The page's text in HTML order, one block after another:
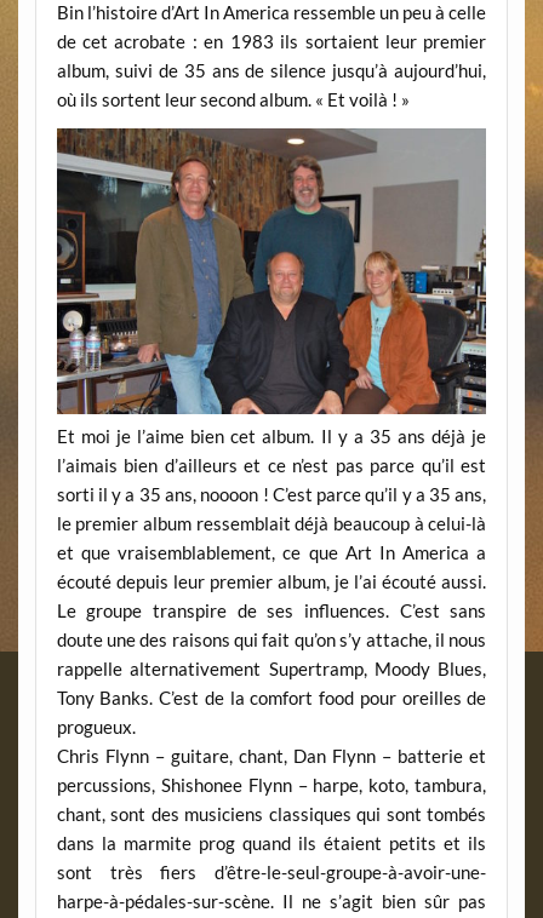
Bin l’histoire d’Art In America ressemble un peu à celle
de cet acrobate : en 1983 ils sortaient leur premier
album, suivi de 35 ans de silence jusqu’à aujourd’hui,
où ils sortent leur second album. « Et voilà ! »
Et moi je l’aime bien cet album. Il y a 35 ans déjà je
l’aimais bien d’ailleurs et ce n’est pas parce qu’il est
sorti il y a 35 ans, noooon ! C’est parce qu’il y a 35 ans,
le premier album ressemblait déjà beaucoup à celui-là
et que vraisemblablement, ce que Art In America a
écouté depuis leur premier album, je l’ai écouté aussi.
Le groupe transpire de ses influences. C’est sans
doute une des raisons qui fait qu’on s’y attache, il nous
rappelle alternativement Supertramp, Moody Blues,
Tony Banks. C’est de la comfort food pour oreilles de
progueux.
Chris Flynn – guitare, chant, Dan Flynn – batterie et
percussions, Shishonee Flynn – harpe, koto, tambura,
chant, sont des musiciens classiques qui sont tombés
dans la marmite prog quand ils étaient petits et ils
sont très fiers d’être-le-seul-groupe-à-avoir-une-
harpe-à-pédales-sur-scène. Il ne s’agit bien sûr pas